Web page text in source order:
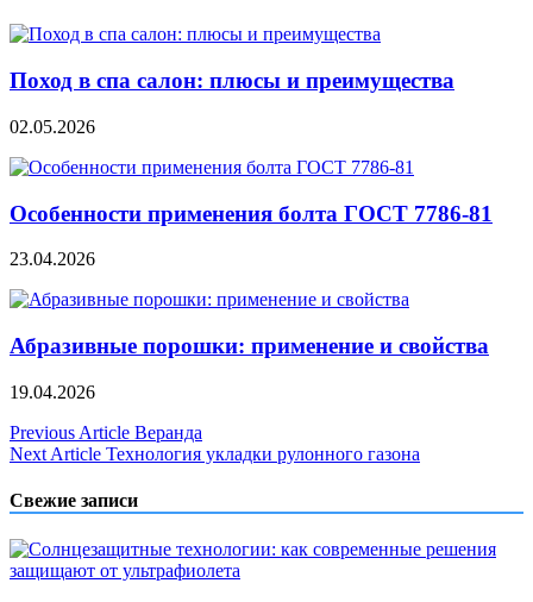
Поход в спа салон: плюсы и преимущества
02.05.2026
Особенности применения болта ГОСТ 7786-81
23.04.2026
Абразивные порошки: применение и свойства
19.04.2026
Навигация
по
записям
Previous Article Веранда
Next Article Технология укладки рулонного газона
Свежие записи